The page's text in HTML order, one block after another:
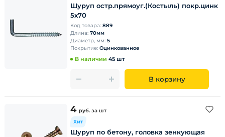
Шуруп остр.прямоуг.(Костыль) покр.цинк
5х70
Код товара: 889
Длина: 70мм
Диаметр, мм: 5
Покрытие: Оцинкованное
В наличии 45 шт
В корзину
4 руб. за шт
Хит
Шуруп по бетону, головка зенкующая